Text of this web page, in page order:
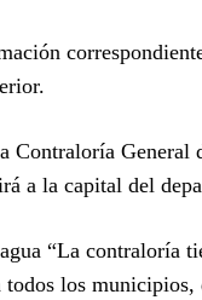
Contraloría
a la capital del
“La contraloría
los municipios,